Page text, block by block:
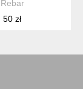
Rebar
50 zł